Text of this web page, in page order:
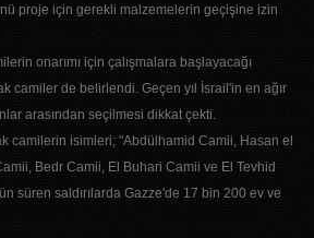
proje için gerekli malzemelerin geçişine izin
onarımı için çalışmalara başlayacağı
camiler de belirlendi. Geçen yıl İsrail'in en ağır
arasından seçilmesi dikkat çekti.
camilerin isimleri; "Abdülhamid Camii, Hasan el
Bedr Camii, El Buhari Camii ve El Tevhid
süren saldırılarda Gazze'de 17 bin 200 ev ve